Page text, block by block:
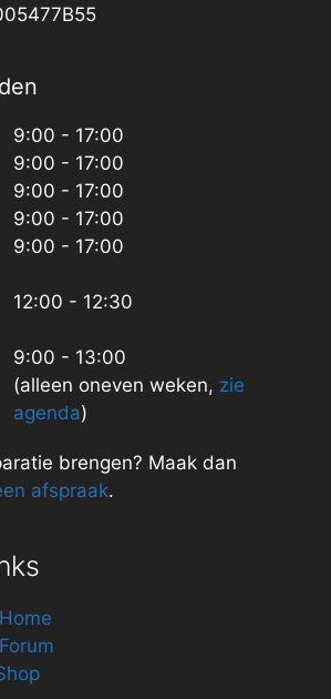
9:00 - 17:00
9:00 - 17:00
9:00 - 17:00
9:00 - 17:00
9:00 - 17:00
12:00 - 12:30
9:00 - 13:00
(alleen oneven weken, zie
agenda)
brengen? Maak dan
afspraak.